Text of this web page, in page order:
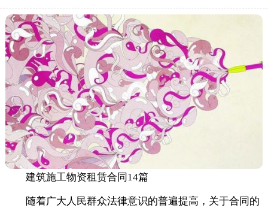
建筑施工物资租赁合同14篇
随着广大人民群众法律意识的普遍提高，关于合同的